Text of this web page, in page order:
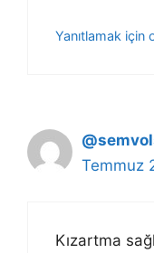
Yanıtlamak için
Temmuz
Kızartma